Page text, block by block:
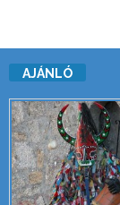
AJÁNLÓ